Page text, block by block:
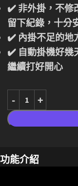
✔️ 非外掛，不修
留下紀錄，十分
✔️ 內掛不足的地
✔️ 自動掛機好幾
繼續打好開心
功能介紹